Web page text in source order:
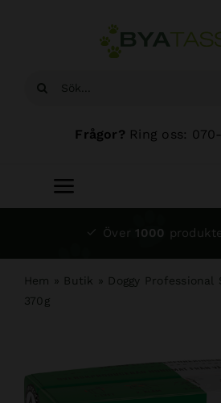
Sök
Frågor? Ring oss:
Toggle
Navigation
Hundsalong
Över 1000
Hem » Butik » Doggy Professional
370g